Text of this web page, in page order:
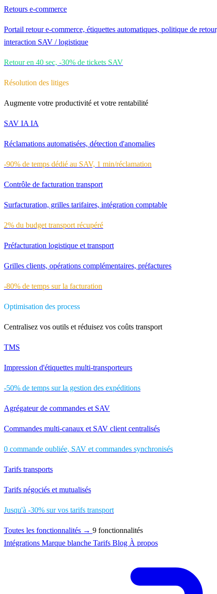
Retours e-commerce
Portail retour e-commerce, étiquettes automatiques, politique de
interaction SAV / logistique
Retour en 40 sec, -30% de tickets SAV
Résolution des litiges
Augmente votre productivité et votre rentabilité
SAV IA IA
Réclamations automatisées, détection d'anomalies
-90% de temps dédié au SAV, 1 min/réclamation
Contrôle de facturation transport
Surfacturation, grilles tarifaires, intégration comptable
2% du budget transport récupéré
Préfacturation logistique et transport
Grilles clients, opérations complémentaires, préfactures
-80% de temps sur la facturation
Optimisation des process
Centralisez vos outils et réduisez vos coûts transport
TMS
Impression d'étiquettes multi-transporteurs
-50% de temps sur la gestion des expéditions
Agrégateur de commandes et SAV
Commandes multi-canaux et SAV client centralisés
0 commande oubliée, SAV et commandes synchronisés
Tarifs transports
Tarifs négociés et mutualisés
Jusqu'à -30% sur vos tarifs transport
Toutes les fonctionnalités → 9 fonctionnalités
Intégrations Marque blanche Tarifs Blog À propos